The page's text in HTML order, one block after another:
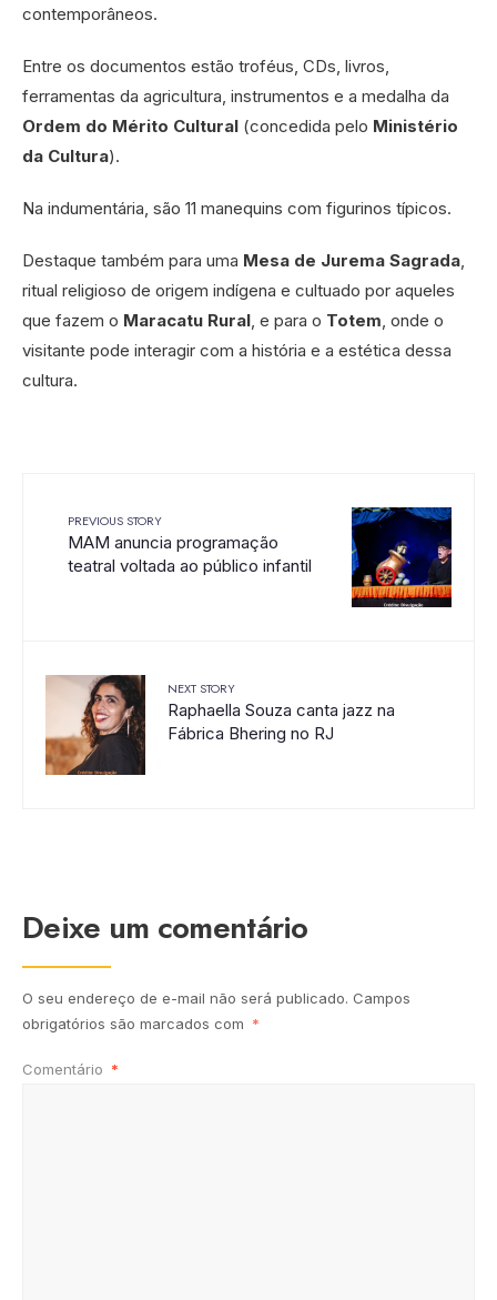
contemporâneos.
Entre os documentos estão troféus, CDs, livros,
ferramentas da agricultura, instrumentos e a medalha da
Ordem do Mérito Cultural (concedida pelo Ministério
da Cultura).
Na indumentária, são 11 manequins com figurinos típicos.
Destaque também para uma Mesa de Jurema Sagrada
ritual religioso de origem indígena e cultuado por aqueles
que fazem o Maracatu Rural , e para o Totem , onde o
visitante pode interagir com a história e a estética dessa
cultura.
PREVIOUS STORY
MAM anuncia programação
teatral voltada ao público infantil
NEXT STORY
Raphaella Souza canta jazz na
Fábrica Bhering no RJ
Deixe um comentário
O seu endereço de e-mail não será publicado. Campos
obrigatórios são marcados com *
Comentário *